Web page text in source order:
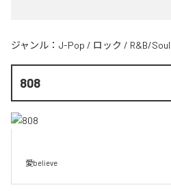
ジャンル： J-Pop / ロック / R&B/Soul
808
愛believe